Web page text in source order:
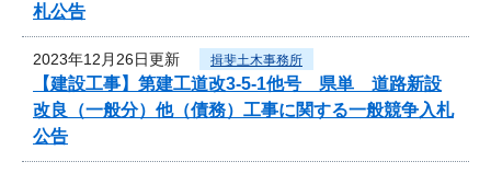
札公告
2023年12月26日更新 揖斐土木事務所
【建設工事】第建工道改3-5-1他号 県単 道路新設
改良（一般分）他（債務）工事に関する一般競争入札
公告